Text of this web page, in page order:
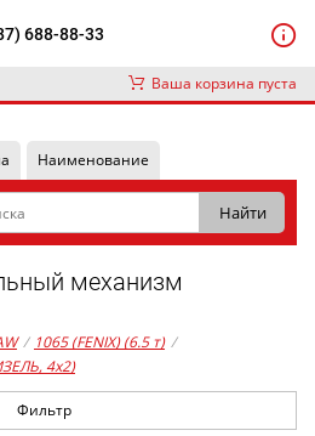
688-88-33
Ваша корзина пуста
Наименование
механизм
/ 1065 (FENIX) (6.5 т) /
4x2)
Фильтр